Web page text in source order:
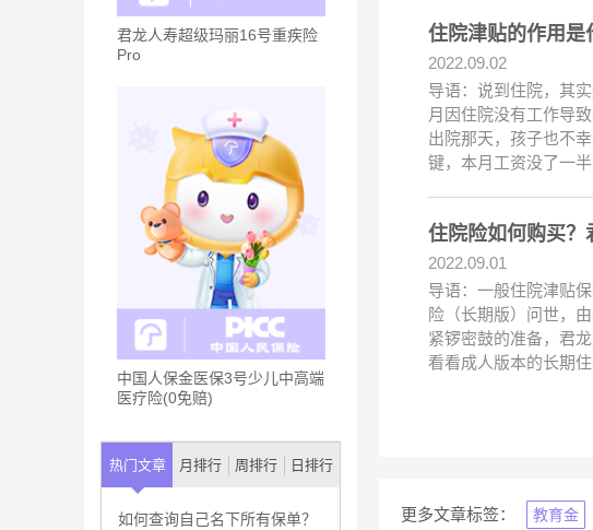
君龙人寿超级玛丽16号重疾险
Pro
中国人保金医保3号少儿中高端
医疗险(0免赔)
热门文章 月排行 周排行 日排行
如何查询自己名下所有保单？
住院津贴的作用是
2022.09.02
导语：说到住院，其
月因住院没有工作导
出院那天，孩子也不
键，本月工资没了一
住院险如何购买？
2022.09.01
导语：一般住院津贴
险（长期版）问世，
紧锣密鼓的准备，君
看看成人版本的长期
更多文章标签： 教育金